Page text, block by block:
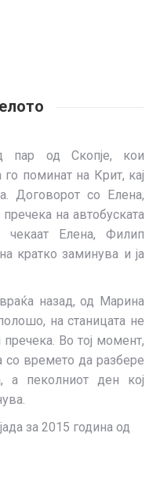
од Скопје, кои
поминат на Крит, кај
Договорот со Елена,
на автобуската
чекаат Елена, Филип
кратко заминува и ја
назад, од Марина
на станицата не
Во тој момент,
времето да разбере
а пеколниот ден кој
за 2015 година од